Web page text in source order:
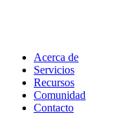
Acerca de
Servicios
Recursos
Comunidad
Contacto